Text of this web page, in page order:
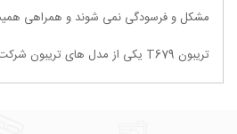
مشکل و فرسودگی نمی شوند و همراهی
تریبون T679 یکی از مدل های تریبون شرکت چیله می باشد.